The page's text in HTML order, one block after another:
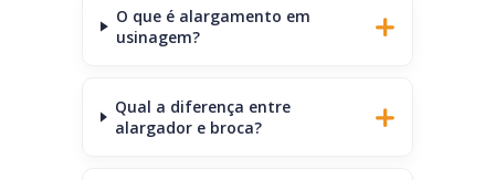
O que é alargamento em
usinagem?
Qual a diferença entre
alargador e broca?